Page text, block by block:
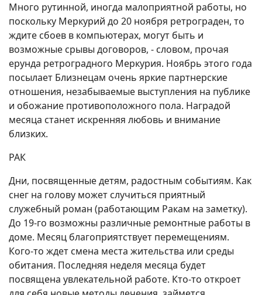
Много рутинной, иногда малоприятной работы, но
поскольку Меркурий до 20 ноября ретрограден, то
ждите сбоев в компьютерах, могут быть и
возможные срывы договоров, - словом, прочая
ерунда ретроградного Меркурия. Ноябрь этого года
посылает Близнецам очень яркие партнерские
отношения, незабываемые выступления на публике
и обожание противоположного пола. Наградой
месяца станет искренняя любовь и внимание
близких.
РАК
Дни, посвященные детям, радостным событиям. Как
снег на голову может случиться приятный
служебный роман (работающим Ракам на заметку).
До 19-го возможны различные ремонтные работы в
доме. Месяц благоприятствует перемещениям.
Кого-то ждет смена места жительства или среды
обитания. Последняя неделя месяца будет
посвящена увлекательной работе. Кто-то откроет